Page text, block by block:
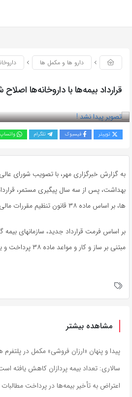
دارو ها و مکمل ها
قرارداد بیمه‌ها با داروخانه‌ها
توییتر فیسبوک تلگرام واتساپ
به گزارش خبرگزاری مهر، با تصویب شورای
بهداشت، پس از سه سال پیگیری مستمر،
ها، بر اساس ماده ۳۸ قانون تنظیم مقررات مالی دولت اصلاح شد.
بر اساس فرمت قرارداد جدید، سازمانهای بیمه
مبتنی بر ساز و کار و مواعد ماده ۳۸ پرداخت و یا جریمه تاخیر بدهند.
مشاهده بیشتر
پیدا و پنهان «ارزان فروشی» مکمل در پلتفرم
سالاری: تعداد بیمه پردازان کاهش یافته
اعتراض به تأخیر بیمه‌ها در پرداخت مطالبات